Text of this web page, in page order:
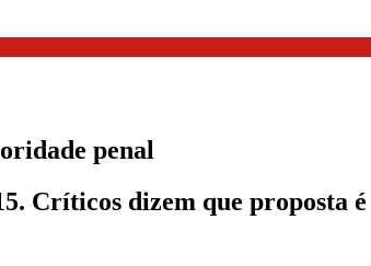
penal
Críticos dizem que proposta